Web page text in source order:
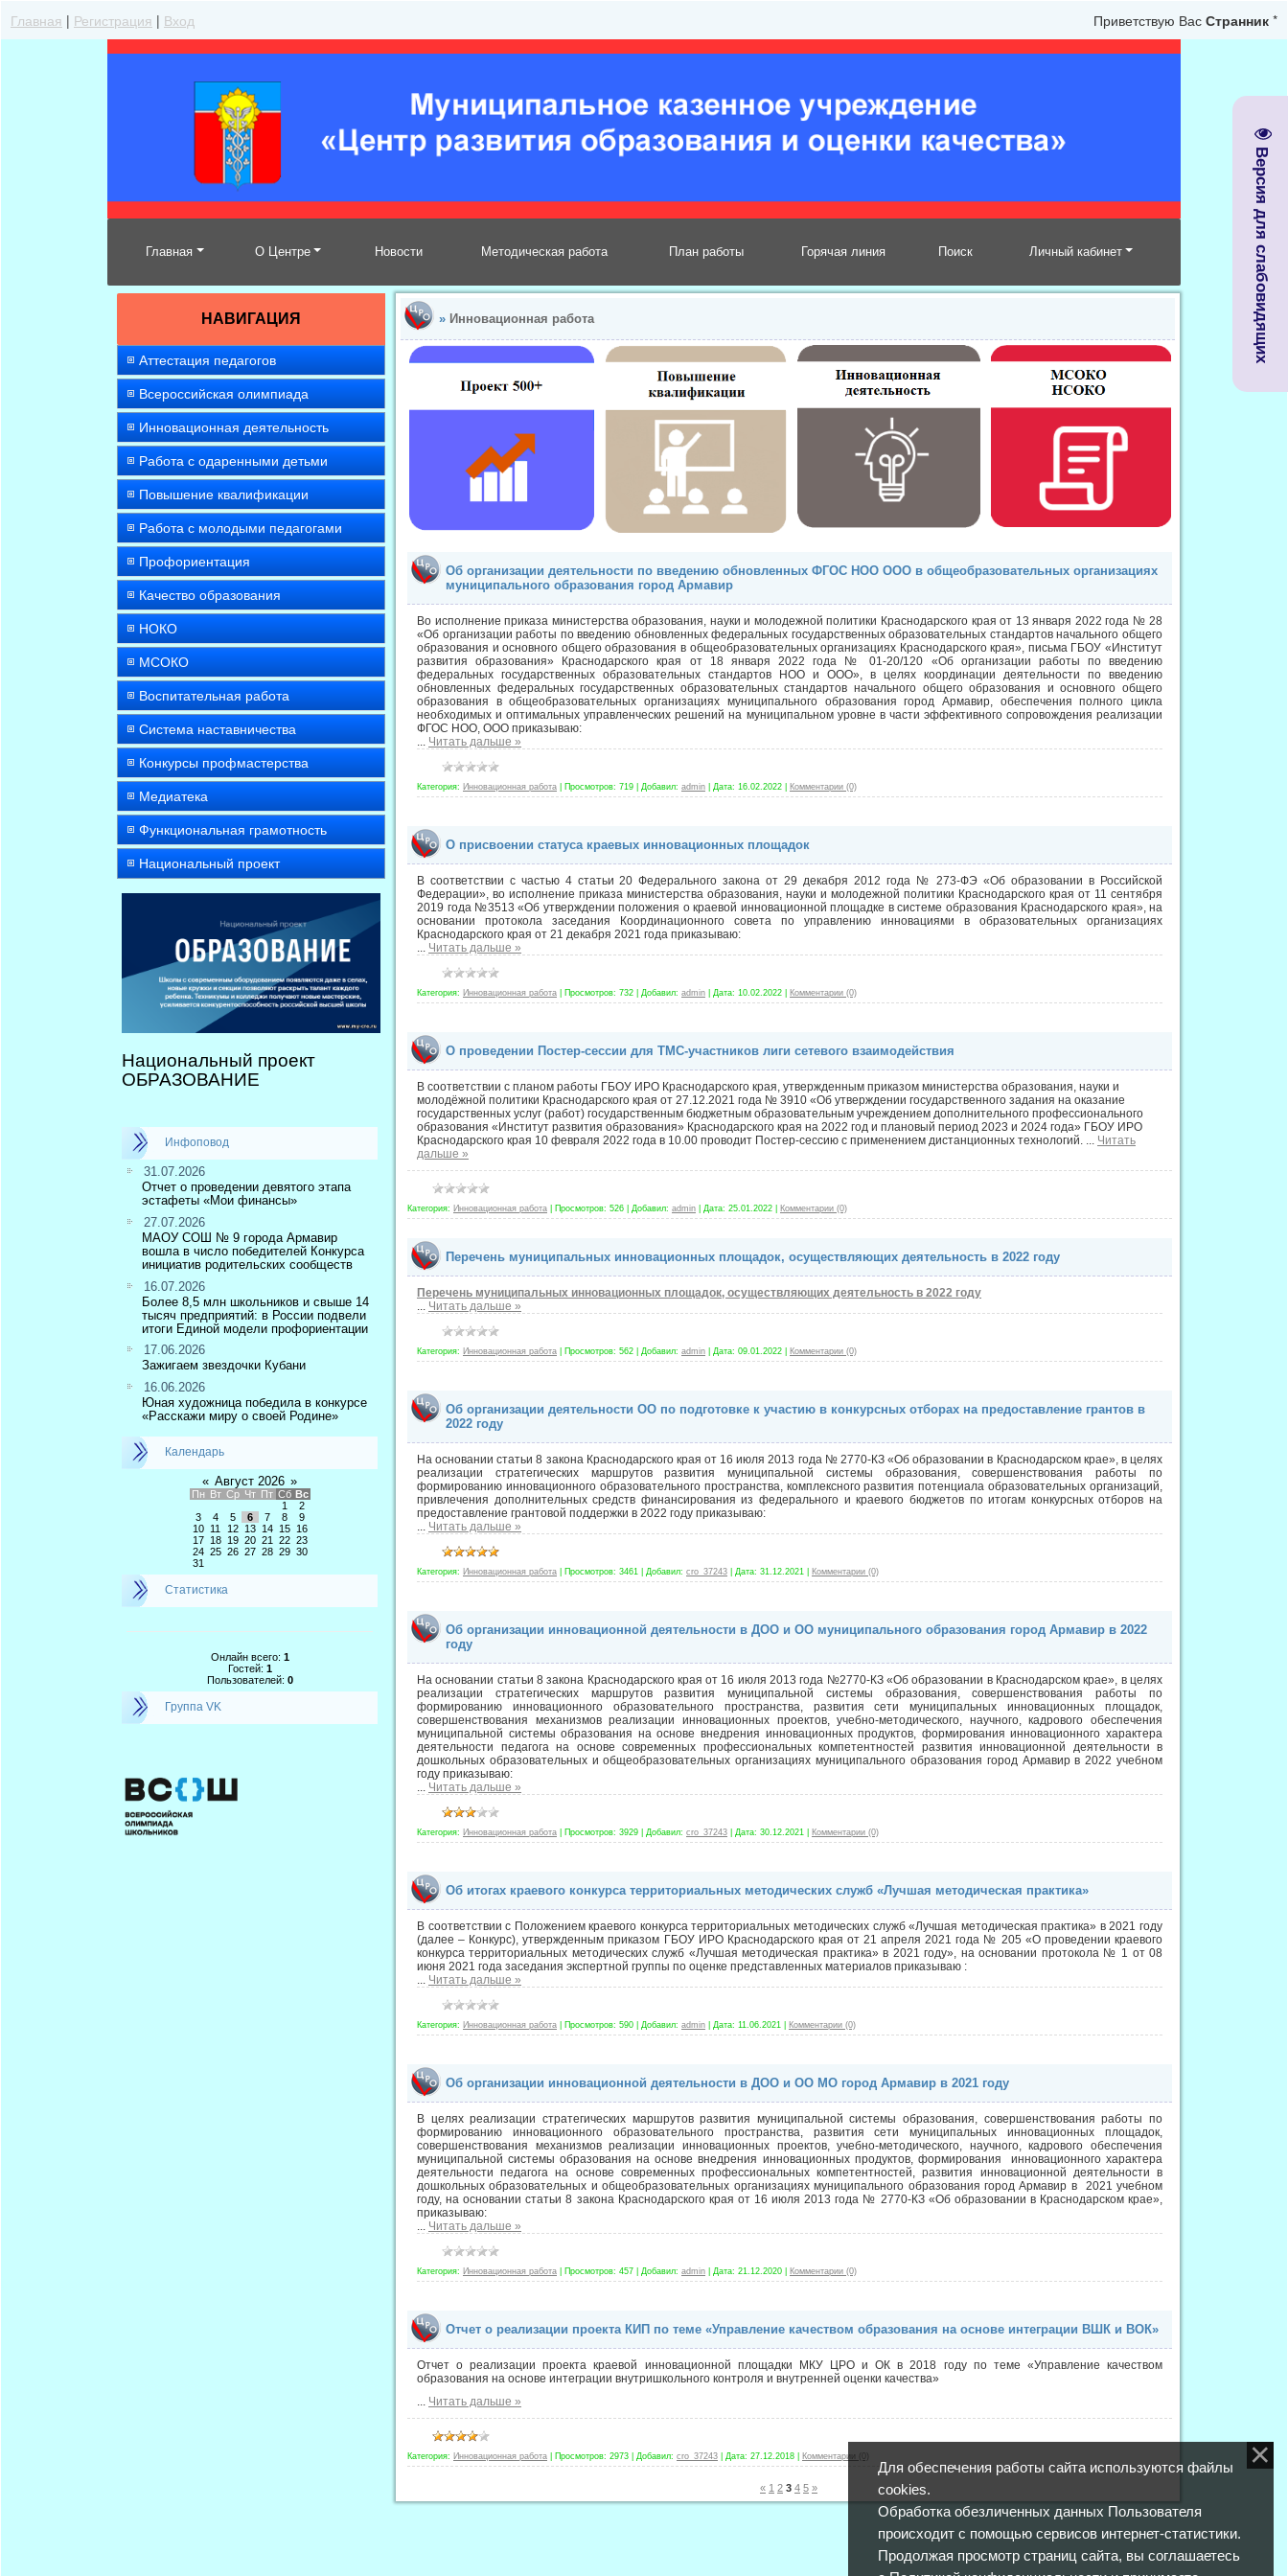
Версия для слабовидящих
Главная | Регистрация | Вход Приветствую Вас Странник *
Главная О Центре Новости Методическая работа План работы Горячая линия Поиск Личный кабинет
НАВИГАЦИЯ
Аттестация педагогов
Всероссийская олимпиада
Инновационная деятельность
Работа с одаренными детьми
Повышение квалификации
Работа с молодыми педагогами
Профориентация
Качество образования
НОКО
МСОКО
Воспитательная работа
Система наставничества
Конкурсы профмастерства
Медиатека
Функциональная грамотность
Национальный проект
Национальный проект
ОБРАЗОВАНИЕ
Инфоповод
31.07.2026
Отчет о проведении девятого этапа
эстафеты «Мои финансы»
27.07.2026
МАОУ СОШ № 9 города Армавир
вошла в число победителей Конкурса
инициатив родительских сообществ
16.07.2026
Более 8,5 млн школьников и свыше 14
тысяч предприятий: в России подвели
итоги Единой модели профориентации
17.06.2026
Зажигаем звездочки Кубани
16.06.2026
Юная художница победила в конкурсе
«Расскажи миру о своей Родине»
Календарь
« Август 2026 »
Пн Вт Ср Чт Пт Сб Вс
1
2
3
4 5 6 7 8
9
10
11 12 13 14 15
16
17
18 19 20 21 22 23
24 25 26 27 28 29 30
31
Статистика
Онлайн всего: 1
Гостей: 1
Пользователей: 0
Группа VK
» Инновационная работа
Об организации деятельности по введению обновленных ФГОС НОО ООО в общеобразовательных организациях
муниципального образования город Армавир
Во исполнение приказа министерства образования, науки и молодежной политики Краснодарского края от 13 января 2022 года № 28
«Об организации работы по введению обновленных федеральных государственных образовательных стандартов начального общего
образования и основного общего образования в общеобразовательных организациях Краснодарского края», письма ГБОУ «Институт
развития образования» Краснодарского края от 18 января 2022 года № 01-20/120 «Об организации работы по введению
федеральных государственных образовательных стандартов НОО и ООО», в целях координации деятельности по введению
обновленных федеральных государственных образовательных стандартов начального общего образования и основного общего
образования в общеобразовательных организациях муниципального образования город Армавир, обеспечения полного цикла
необходимых и оптимальных управленческих решений на муниципальном уровне в части эффективного сопровождения реализации
ФГОС НОО, ООО приказываю:
... Читать дальше »
Категория: Инновационная работа Просмотров: 719 Добавил: admin Дата: 16.02.2022 Комментарии (0)
О присвоении статуса краевых инновационных площадок
В соответствии с частью 4 статьи 20 Федерального закона от 29 декабря 2012 года № 273-ФЭ «Об образовании в Российской
Федерации», во исполнение приказа министерства образования, науки и молодежной политики Краснодарского края от 11 сентября
2019 года №3513 «Об утверждении положения о краевой инновационной площадке в системе образования Краснодарского края», на
основании протокола заседания Координационного совета по управлению инновациями в образовательных организациях
Краснодарского края от 21 декабря 2021 года приказываю:
... Читать дальше »
Категория: Инновационная работа Просмотров: 732 Добавил: admin Дата: 10.02.2022 Комментарии (0)
О проведении Постер-сессии для ТМС-участников лиги сетевого взаимодействия
В соответствии с планом работы ГБОУ ИРО Краснодарского края, утвержденным приказом министерства образования, науки и
молодёжной политики Краснодарского края от 27.12.2021 года № 3910 «Об утверждении государственного задания на оказание
государственных услуг (работ) государственным бюджетным образовательным учреждением дополнительного профессионального
образования «Институт развития образования» Краснодарского края на 2022 год и плановый период 2023 и 2024 года» ГБОУ ИРО
Краснодарского края 10 февраля 2022 года в 10.00 проводит Постер-сессию с применением дистанционных технологий. ... Читать
дальше »
Категория: Инновационная работа Просмотров: 526 Добавил: admin Дата: 25.01.2022 Комментарии (0)
Перечень муниципальных инновационных площадок, осуществляющих деятельность в 2022 году
Перечень муниципальных инновационных площадок, осуществляющих деятельность в 2022 году
... Читать дальше »
Категория: Инновационная работа Просмотров: 562 Добавил: admin Дата: 09.01.2022 Комментарии (0)
Об организации деятельности ОО по подготовке к участию в конкурсных отборах на предоставление грантов в
2022 году
На основании статьи 8 закона Краснодарского края от 16 июля 2013 года № 2770-КЗ «Об образовании в Краснодарском крае», в целях
реализации стратегических маршрутов развития муниципальной системы образования, совершенствования работы по
формированию инновационного образовательного пространства, комплексного развития потенциала образовательных организаций,
привлечения дополнительных средств финансирования из федерального и краевого бюджетов по итогам конкурсных отборов на
предоставление грантовой поддержки в 2022 году приказываю:
... Читать дальше »
Категория: Инновационная работа Просмотров: 3461 Добавил: cro_37243 Дата: 31.12.2021 Комментарии (0)
Об организации инновационной деятельности в ДОО и ОО муниципального образования город Армавир в 2022
году
На основании статьи 8 закона Краснодарского края от 16 июля 2013 года №2770-КЗ «Об образовании в Краснодарском крае», в целях
реализации стратегических маршрутов развития муниципальной системы образования, совершенствования работы по
формированию инновационного образовательного пространства, развития сети муниципальных инновационных площадок,
совершенствования механизмов реализации инновационных проектов, учебно-методического, научного, кадрового обеспечения
муниципальной системы образования на основе внедрения инновационных продуктов, формирования инновационного характера
деятельности педагога на основе современных профессиональных компетентностей развития инновационной деятельности в
дошкольных образовательных и общеобразовательных организациях муниципального образования город Армавир в 2022 учебном
году приказываю:
... Читать дальше »
Категория: Инновационная работа Просмотров: 3929 Добавил: cro_37243 Дата: 30.12.2021 Комментарии (0)
Об итогах краевого конкурса территориальных методических служб «Лучшая методическая практика»
В соответствии с Положением краевого конкурса территориальных методических служб «Лучшая методическая практика» в 2021 году
(далее – Конкурс), утвержденным приказом ГБОУ ИРО Краснодарского края от 21 апреля 2021 года № 205 «О проведении краевого
конкурса территориальных методических служб «Лучшая методическая практика» в 2021 году», на основании протокола № 1 от 08
июня 2021 года заседания экспертной группы по оценке представленных материалов приказываю :
... Читать дальше »
Категория: Инновационная работа Просмотров: 590 Добавил: admin Дата: 11.06.2021 Комментарии (0)
Об организации инновационной деятельности в ДОО и ОО МО город Армавир в 2021 году
В целях реализации стратегических маршрутов развития муниципальной системы образования, совершенствования работы по
формированию инновационного образовательного пространства, развития сети муниципальных инновационных площадок,
совершенствования механизмов реализации инновационных проектов, учебно-методического, научного, кадрового обеспечения
муниципальной системы образования на основе внедрения инновационных продуктов, формирования инновационного характера
деятельности педагога на основе современных профессиональных компетентностей, развития инновационной деятельности в
дошкольных образовательных и общеобразовательных организациях муниципального образования город Армавир в 2021 учебном
году, на основании статьи 8 закона Краснодарского края от 16 июля 2013 года № 2770-КЗ «Об образовании в Краснодарском крае»,
приказываю:
... Читать дальше »
Категория: Инновационная работа Просмотров: 457 Добавил: admin Дата: 21.12.2020 Комментарии (0)
Отчет о реализации проекта КИП по теме «Управление качеством образования на основе интеграции ВШК и ВОК»
Отчет о реализации проекта краевой инновационной площадки МКУ ЦРО и ОК в 2018 году по теме «Управление качеством
образования на основе интеграции внутришкольного контроля и внутренней оценки качества»
... Читать дальше »
Категория: Инновационная работа Просмотров: 2973 Добавил: cro_37243 Дата: 27.12.2018 Комментарии (0)
« 1 2 3 4 5 »
Для обеспечения работы сайта используются файлы
cookies.
Обработка обезличенных данных Пользователя
происходит с помощью сервисов интернет-статистики.
Продолжая просмотр страниц сайта, вы соглашаетесь